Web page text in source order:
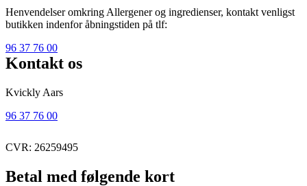
Henvendelser omkring Allergener og ingredienser, kontakt venligst
butikken indenfor åbningstiden på tlf:
96 37 76 00
Kontakt os
Kvickly Aars
96 37 76 00
CVR: 26259495
Betal med følgende kort